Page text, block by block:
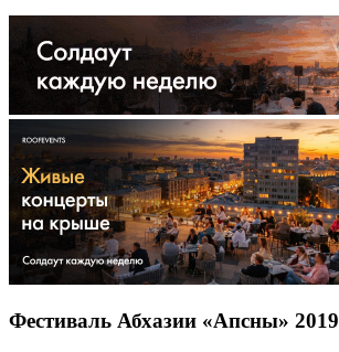
Фестиваль Абхазии «Апсны» 2019